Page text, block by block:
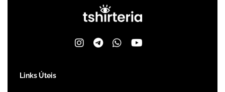
Links Úteis